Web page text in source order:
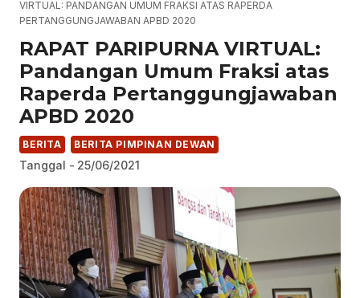
VIRTUAL: PANDANGAN UMUM FRAKSI ATAS RAPERDA
PERTANGGUNGJAWABAN APBD 2020
RAPAT PARIPURNA VIRTUAL:
Pandangan Umum Fraksi atas
Raperda Pertanggungjawaban
APBD 2020
BERITA BERITA PIMPINAN DEWAN
Tanggal - 25/06/2021